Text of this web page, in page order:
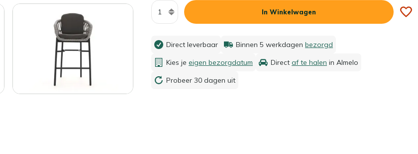
Aantal
In Winkelwagen
Direct leverbaar Binnen 5 werkdagen bezorgd
Kies je eigen bezorgdatum Direct af te halen in Almelo
Probeer 30 dagen uit